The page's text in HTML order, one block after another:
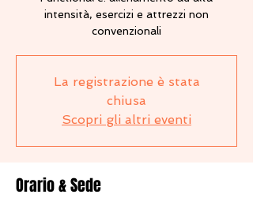
intensità, esercizi e attrezzi non
convenzionali
La registrazione è stata
chiusa
Scopri gli altri eventi
Orario & Sede